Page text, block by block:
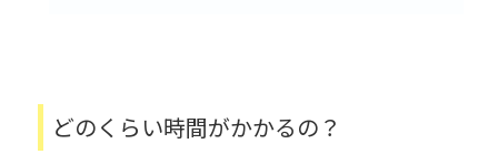
どのくらい時間がかかるの？